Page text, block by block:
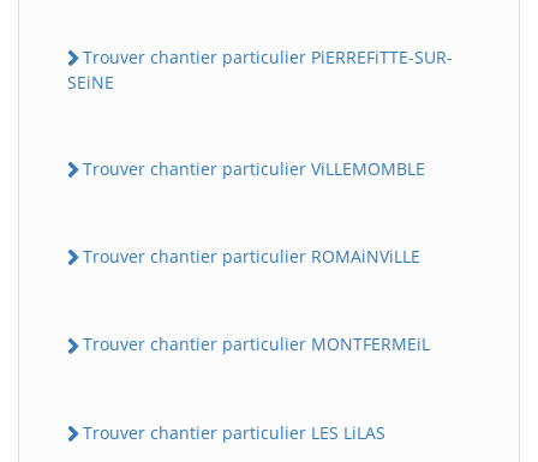
Trouver chantier particulier PiERREFiTTE-SUR-
SEiNE
Trouver chantier particulier ViLLEMOMBLE
Trouver chantier particulier ROMAiNViLLE
Trouver chantier particulier MONTFERMEiL
Trouver chantier particulier LES LiLAS